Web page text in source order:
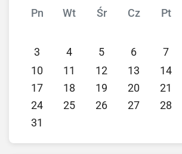
Pn
Wt Śr Cz Pt
3
4 5 6 7
10
11 12 13 14
17
18 19 20 21
24
25 26 27 28
31